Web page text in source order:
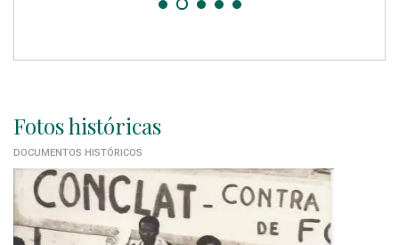
Fotos históricas
DOCUMENTOS HISTÓRICOS